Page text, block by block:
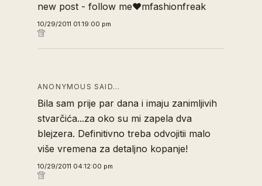
new post - follow me♥mfashionfreak
10/29/2011 01:19:00 pm
ANONYMOUS SAID…
Bila sam prije par dana i imaju zanimljivih
stvarčića...za oko su mi zapela dva
blejzera. Definitivno treba odvojitii malo
više vremena za detaljno kopanje!
10/29/2011 04:12:00 pm